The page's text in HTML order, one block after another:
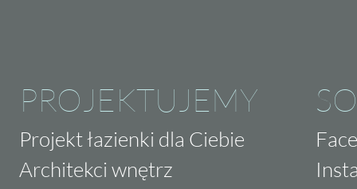
PROJEKTUJEMY
Projekt łazienki dla Ciebie
Architekci wnętrz